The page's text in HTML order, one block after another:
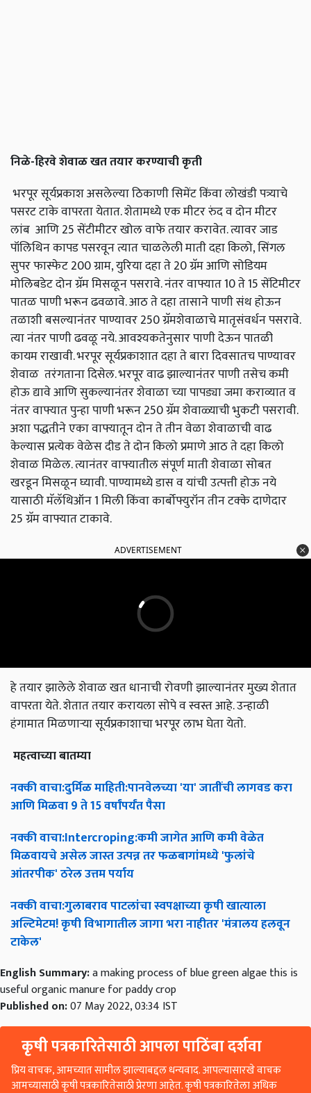
निळे-हिरवेशेवाळखततयारकरण्याचीकृती
भरपूर सूर्यप्रकाश असलेल्या ठिकाणी सिमेंट किंवा लोखंडी पत्र्याचे
पसरट टाके वापरता येतात. शेतामध्ये एक मीटर रुंद व दोन मीटर
लांब आणि 25 सेंटीमीटर खोल वाफे तयार करावेत. त्यावर जाड
पॉलिथिन कापड पसरवून त्यात चाळलेली माती दहा किलो, सिंगल
सुपर फास्फेट 200 ग्राम, युरिया दहा ते 20 ग्रॅम आणि सोडियम
मोलिबडेट दोन ग्रॅम मिसळून पसरावे. नंतर वाफ्यात 10 ते 15 सेंटिमीटर
पातळ पाणी भरून ढवळावे. आठ ते दहा तासाने पाणी संथ होऊन
तळाशी बसल्यानंतर पाण्यावर 250 ग्रॅमशेवाळाचे मातृसंवर्धन पसरावे.
त्या नंतर पाणी ढवळू नये. आवश्यकतेनुसार पाणी देऊन पातळी
कायम राखावी. भरपूर सूर्यप्रकाशात दहा ते बारा दिवसातच पाण्यावर
शेवाळ तरंगताना दिसेल. भरपूर वाढ झाल्यानंतर पाणी तसेच कमी
होऊ द्यावे आणि सुकल्यानंतर शेवाळा च्या पापड्या जमा कराव्यात व
नंतर वाफ्यात पुन्हा पाणी भरून 250 ग्रॅम शेवाळ्याची भुकटी पसरावी.
अशा पद्धतीने एका वाफ्यातून दोन ते तीन वेळा शेवाळाची वाढ
केल्यास प्रत्येक वेळेस दीड ते दोन किलो प्रमाणे आठ ते दहा किलो
शेवाळ मिळेल. त्यानंतर वाफ्यातील संपूर्ण माती शेवाळा सोबत
खरडून मिसळून घ्यावी. पाण्यामध्ये डास व यांची उत्पत्ती होऊ नये
यासाठी मॅलॅथिऑन 1 मिली किंवा कार्बोफ्युरॉन तीन टक्के दाणेदार
25 ग्रॅम वाफ्यात टाकावे.
ADVERTISEMENT
हे तयार झालेले शेवाळ खत धानाची रोवणी झाल्यानंतर मुख्य शेतात
वापरता येते. शेतात तयार करायला सोपे व स्वस्त आहे. उन्हाळी
हंगामात मिळणाऱ्या सूर्यप्रकाशाचा भरपूर लाभ घेता येतो.
महत्वाच्याबातम्या
नक्कीवाचा:दुर्मिळमाहिती:पानवेलच्या'या'जातींचीलागवडकरा
आणिमिळवा9ते15वर्षांपर्यंतपैसा
नक्कीवाचा:Intercroping:कमीजागेतआणिकमीवेळेत
मिळवायचेअसेलजास्तउत्पन्नतरफळबागांमध्ये'फुलांचे
आंतरपीक'ठरेलउत्तमपर्याय
नक्कीवाचा:गुलाबरावपाटलांचास्वपक्षाच्याकृषीखात्याला
अल्टिमेटम!कृषीविभागातीलजागाभरानाहीतर'मंत्रालयहलवून
टाकेल'
English Summary:a making process of blue green algae this is
useful organic manure for paddy crop
Published on:07 May 2022, 03:34 IST
कृषी पत्रकारितेसाठी आपला पाठिंबा दर्शवा
प्रिय वाचक, आमच्यात सामील झाल्याबद्दल धन्यवाद. आपल्यासारखे वाचक
आमच्यासाठी कृषी पत्रकारितेसाठी प्रेरणा आहेत. कृषी पत्रकारितेला अधिक